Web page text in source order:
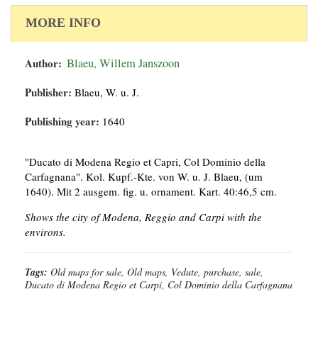
MORE INFO
Author: Blaeu, Willem Janszoon
Publisher: Blaeu, W. u. J.
Publishing year: 1640
"Ducato di Modena Regio et Capri, Col Dominio della
Carfagnana". Kol. Kupf.-Kte. von W. u. J. Blaeu, (um
1640). Mit 2 ausgem. fig. u. ornament. Kart. 40:46,5 cm.
Shows the city of Modena, Reggio and Carpi with the
environs.
Tags: Old maps for sale, Old maps, Vedute, purchase, sale,
Ducato di Modena Regio et Carpi, Col Dominio della Carfagnana